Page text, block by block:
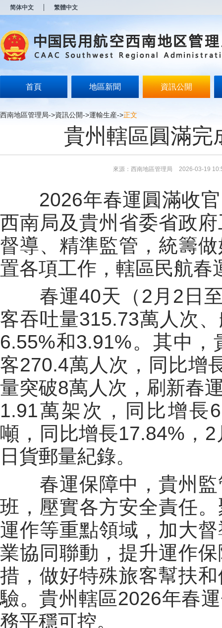
简体中文 繁體中文
首頁 地區新聞 資訊公開
西南地區管理局->資訊公開->運輸生産->正文
貴州轄區圓滿完
來源：西南地區管理局 2026-03-19
2026年春運圓滿收
西南局及貴州省委省政
督導、精準監管，統籌
置各項工作，轄區民航春
春運40天（2月2日
客吞吐量315.73萬人次
6.55%和3.91%。其中
客270.4萬人次，同比增
量突破8萬人次，刷新春
1.91萬架次，同比增長
噸，同比增長17.84%，
日貨郵量紀錄。
春運保障中，貴州
班，壓實各方安全責任
運作等重點領域，加大
業協同聯動，提升運作
措，做好特殊旅客幫扶
驗。貴州轄區2026年春
務平穩可控。
开
无
障
说
按
Alt
键